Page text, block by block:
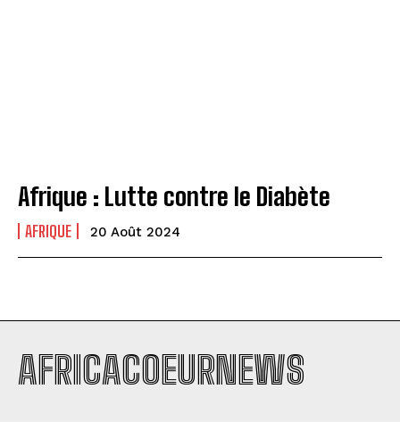
Afrique : Lutte contre le Diabète
AFRIQUE 20 Août 2024
AFRICACOEURNEWS